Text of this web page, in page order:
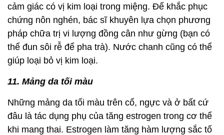
cảm giác có vị kim loại trong miệng. Để khắc phục
chứng nôn nghén, bác sĩ khuyên lựa chọn phương
pháp chữa trị vi lượng đồng cân như gừng (bạn có
thể đun sôi rễ để pha trà). Nước chanh cũng có thể
giúp loại bỏ vị kim loại.
11. Mảng da tối màu
Những mảng da tối màu trên cổ, ngực và ở bất cứ
đâu là tác dụng phụ của tăng estrogen trong cơ thể
khi mang thai. Estrogen làm tăng hàm lượng sắc tố